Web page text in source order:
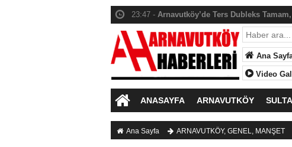
23:48 - Arnavutköy’de Giresunlulardan
23:50 -Hacımaşlı Mahallesi’nde
23:51 - Depreme nerede yakalandınız, ne
23:52 -Arnavutköy Samsunlular
23:55 -Arnavutköy Erzurumlular
23:53 -Arnavutköy denince aklınıza ilk ne
23:42 -Saadet Partisi Kadın Kolları’ndan
Ana
Video
ANASAYFA ARNAVUTKÖY
Ana Sayfa ARNAVUTKÖY, GENEL, MANŞET